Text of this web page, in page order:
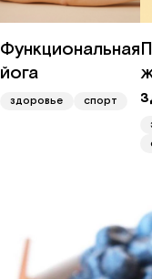
Функциональная
йога
здоровье спорт